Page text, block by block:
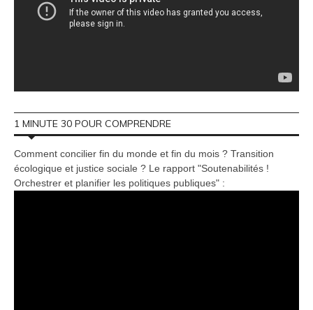
1 MINUTE 30 POUR COMPRENDRE
Comment concilier fin du monde et fin du mois ? Transition
écologique et justice sociale ? Le rapport "Soutenabilités !
Orchestrer et planifier les politiques publiques" :